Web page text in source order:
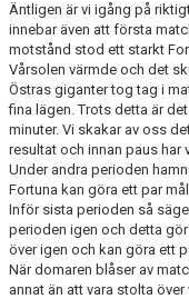
DOKUMENT
Äntligen är vi igång på
innebar även att första
motstånd stod ett starkt
Vårsolen värmde och det
Östras giganter tog tag i
fina lägen. Trots detta är
minuter. Vi skakar av oss
resultat och innan paus har
Under andra perioden
Fortuna kan göra ett par
Inför sista perioden så
perioden igen och detta
över igen och kan göra ett
När domaren blåser av
annat än att vara stolta